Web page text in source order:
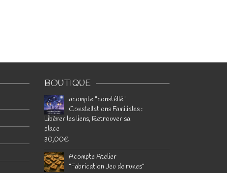
BOUTIQUE
acompte "constéllé"
Constellations Familiales :
Libérer les liens, Retrouver sa
place
30,00€
Acompte Atelier
"Fabrication Jeu de runes"